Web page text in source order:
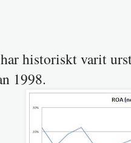
historiskt varit
1998.